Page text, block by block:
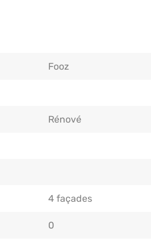
Fooz
Rénové
4 façades
0